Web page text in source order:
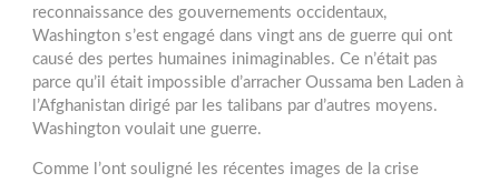
reconnaissance des gouvernements occidentaux,
Washington s’est engagé dans vingt ans de guerre qui ont
causé des pertes humaines inimaginables. Ce n’était pas
parce qu’il était impossible d’arracher Oussama ben Laden à
l’Afghanistan dirigé par les talibans par d’autres moyens.
Washington voulait une guerre.
Comme l’ont souligné les récentes images de la crise